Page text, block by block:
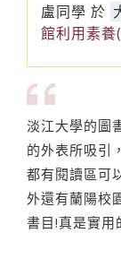
盧同學 於
館利用素養
淡江大學的圖
的外表所吸引
都有閱讀區可
外還有蘭陽校
書目!真是實用